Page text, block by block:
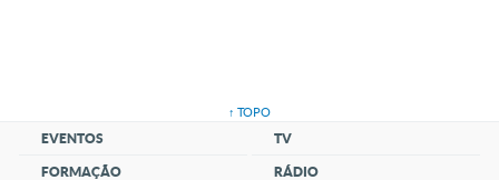
↑ TOPO
EVENTOS
FORMAÇÃO
TV
RÁDIO